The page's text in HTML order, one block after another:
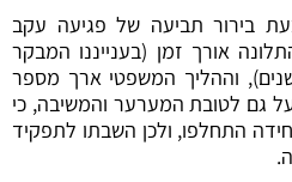
בירור תביעה של פגיעה עקב
אורך זמן (בענייננו המבקר
וההליך המשפטי ארך מספר
גם לטובת המערער והמשיבה, כי
התחלפו, ולכן השבתו לתפקיד